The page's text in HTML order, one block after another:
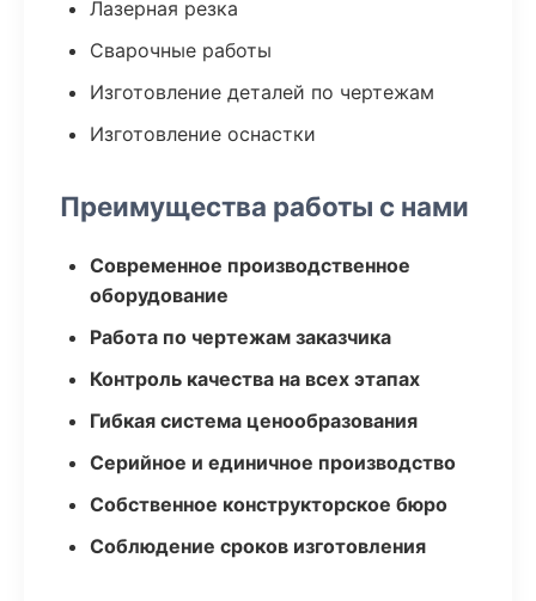
Лазерная резка
Сварочные работы
Изготовление деталей по чертежам
Изготовление оснастки
Преимущества работы с нами
Современное производственное
оборудование
Работа по чертежам заказчика
Контроль качества на всех этапах
Гибкая система ценообразования
Серийное и единичное производство
Собственное конструкторское бюро
Соблюдение сроков изготовления